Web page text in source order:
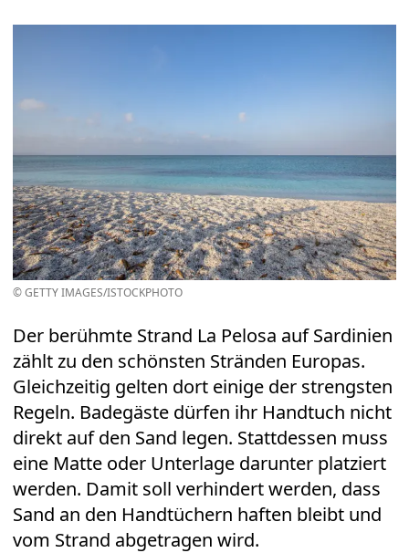
© GETTY IMAGES/ISTOCKPHOTO
Der berühmte Strand La Pelosa auf Sardinien
zählt zu den schönsten Stränden Europas.
Gleichzeitig gelten dort einige der strengsten
Regeln. Badegäste dürfen ihr Handtuch nicht
direkt auf den Sand legen. Stattdessen muss
eine Matte oder Unterlage darunter platziert
werden. Damit soll verhindert werden, dass
Sand an den Handtüchern haften bleibt und
vom Strand abgetragen wird.